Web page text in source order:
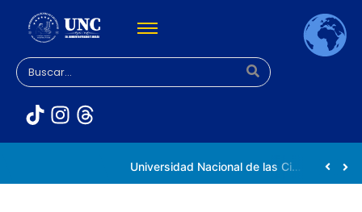
Universidad Nacional de las Ciencias impulsa vocaciones científicas en la Expoferia de Oportunidades de Estudio 2026